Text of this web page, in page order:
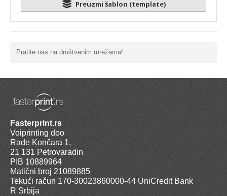
Preuzmi šablon (template)
Pratite nas na društvenim mrežama!
Fasterprint.rs
Voiprinting doo
Rade Končara 1,
21 131 Petrovaradin
PIB 10889964
Matični broj 21089885
Tekući račun 170-30023860000-44 UniCredit Bank
R Srbija